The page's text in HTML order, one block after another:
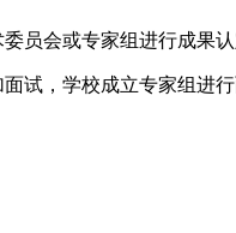
员会或专家组进行成果
试，学校成立专家组进